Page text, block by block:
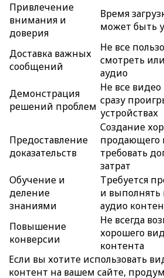
Привлечение
внимания и
доверия
Время
может быть
Доставка важных
сообщений
Не все
смотреть
аудио
Демонстрация
решений проблем
Не все видео
сразу
устройствах
Предоставление
доказательств
Создание
продающего
требовать
затрат
Обучение и
деление
знаниями
Требуется
и
аудио
Повышение
конверсии
Не всегда
хорошего
контента
Если вы хотите использовать
контент на вашем сайте,